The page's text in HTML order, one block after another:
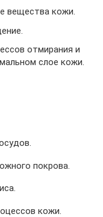
вещества кожи.
отмирания и
слое кожи.
покрова.
кожи.